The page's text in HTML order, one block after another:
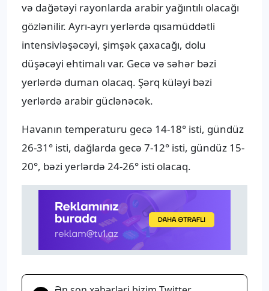
və dağətəyi rayonlarda arabir yağıntılı olacağı
gözlənilir. Ayrı-ayrı yerlərdə qısamüddətli
intensivləşəcəyi, şimşək çaxacağı, dolu
düşəcəyi ehtimalı var. Gecə və səhər bəzi
yerlərdə duman olacaq. Şərq küləyi bəzi
yerlərdə arabir güclənəcək.
Havanın temperaturu gecə 14-18° isti, gündüz
26-31° isti, dağlarda gecə 7-12° isti, gündüz 15-
20°, bəzi yerlərdə 24-26° isti olacaq.